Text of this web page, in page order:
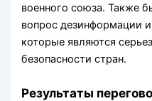
военного союза. Также
вопрос дезинформации
которые являются
безопасности стран.
Результаты